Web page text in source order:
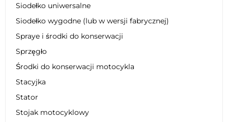
Siodełko uniwersalne
Siodełko wygodne (lub w wersji fabrycznej)
Spraye i środki do konserwacji
Sprzęgło
Środki do konserwacji motocykla
Stacyjka
Stator
Stojak motocyklowy